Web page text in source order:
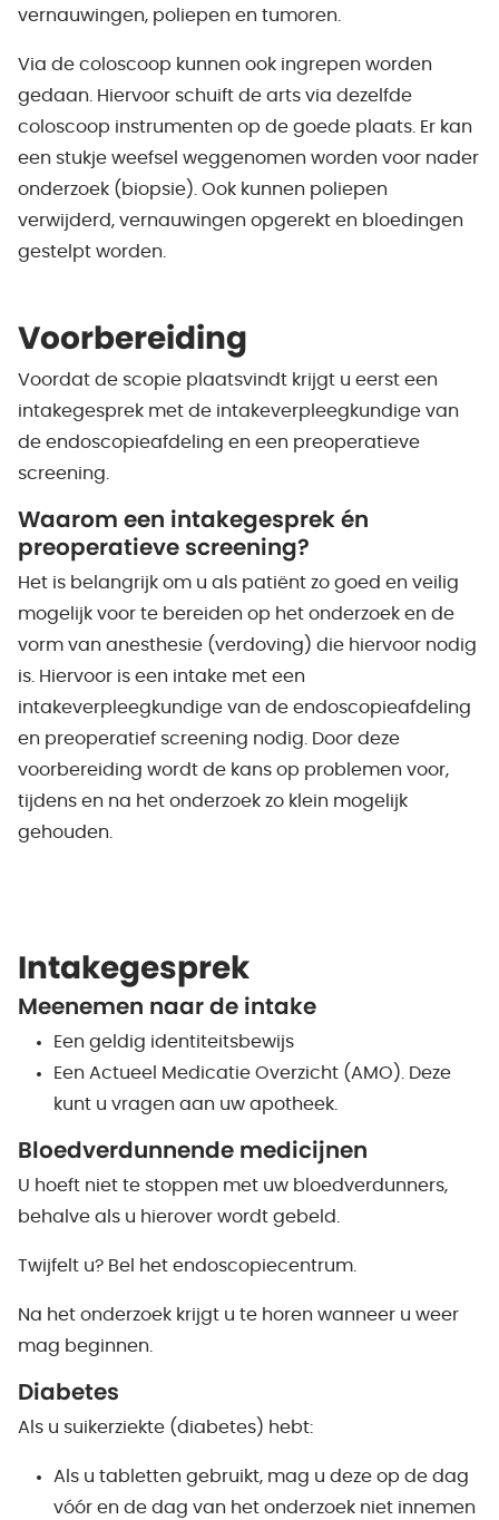
vernauwingen, poliepen en tumoren.
Via de coloscoop kunnen ook ingrepen worden
gedaan. Hiervoor schuift de arts via dezelfde
coloscoop instrumenten op de goede plaats. Er kan
een stukje weefsel weggenomen worden voor nader
onderzoek (biopsie). Ook kunnen poliepen
verwijderd, vernauwingen opgerekt en bloedingen
gestelpt worden.
Voorbereiding
Voordat de scopie plaatsvindt krijgt u eerst een
intakegesprek met de intakeverpleegkundige van
de endoscopieafdeling en een preoperatieve
screening.
Waarom een intakegesprek én
preoperatieve screening?
Het is belangrijk om u als patiënt zo goed en veilig
mogelijk voor te bereiden op het onderzoek en de
vorm van anesthesie (verdoving) die hiervoor nodig
is. Hiervoor is een intake met een
intakeverpleegkundige van de endoscopieafdeling
en preoperatief screening nodig. Door deze
voorbereiding wordt de kans op problemen voor,
tijdens en na het onderzoek zo klein mogelijk
gehouden.
Intakegesprek
Meenemen naar de intake
Een geldig identiteitsbewijs
Een Actueel Medicatie Overzicht (AMO). Deze
kunt u vragen aan uw apotheek.
Bloedverdunnende medicijnen
U hoeft niet te stoppen met uw bloedverdunners,
behalve als u hierover wordt gebeld.
Twijfelt u? Bel het endoscopiecentrum.
Na het onderzoek krijgt u te horen wanneer u weer
mag beginnen.
Diabetes
Als u suikerziekte (diabetes) hebt:
Als u tabletten gebruikt, mag u deze op de dag
vóór en de dag van het onderzoek niet innemen